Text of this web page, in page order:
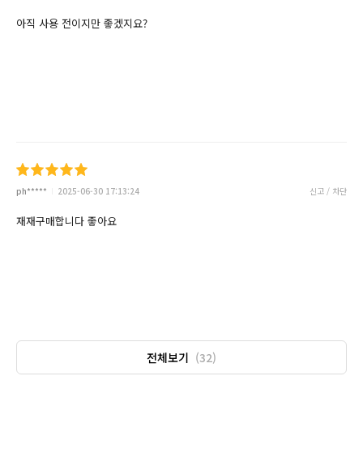
아직 사용 전이지만 좋겠지요?
ph***** 2025-06-30 17:13:24 신고 / 차단
재재구매합니다 좋아요
전체보기 (32)